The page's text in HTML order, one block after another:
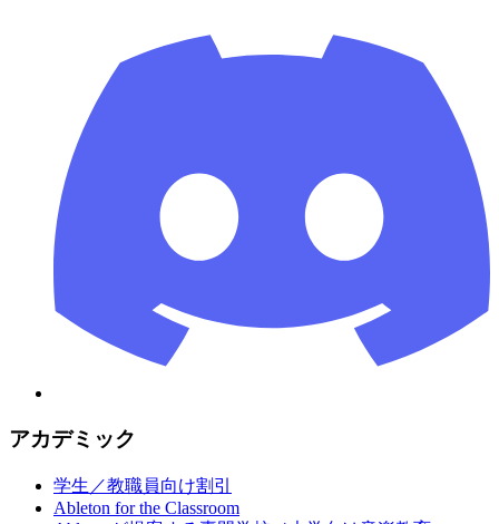
アカデミック
学生／教職員向け割引
Ableton for the Classroom